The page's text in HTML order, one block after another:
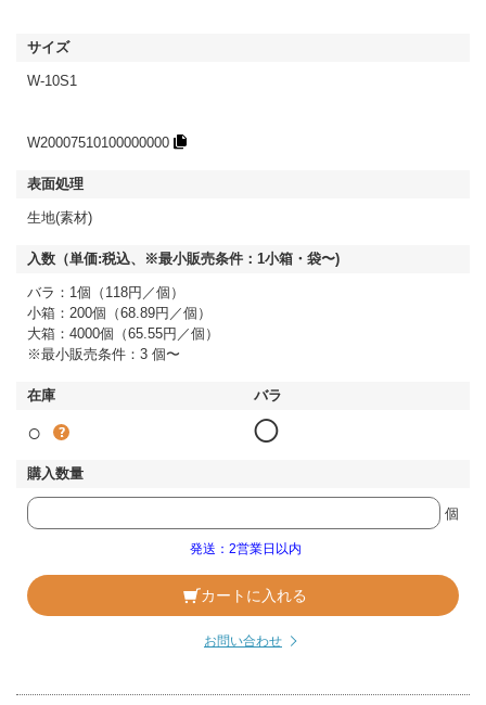
W-10S1
W20007510100000000
生地(素材)
バラ：1個（118円／個）
小箱：200個（68.89円／個）
大箱：4000個（65.55円／個）
※最小販売条件：3 個〜
○ ◯
個
発送：2営業日以内
カートに入れる
お問い合わせ